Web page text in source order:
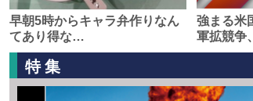
早朝5時からキャラ弁作りなん
てあり得な…
強まる米
軍拡競争
特集